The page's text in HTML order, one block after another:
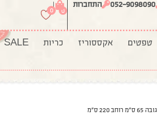
052-9098090 התחברות
0
|
0
טפטים אקססוריז כריות SALE